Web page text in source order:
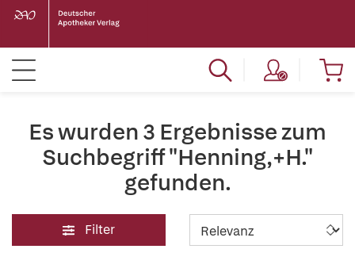
Es wurden 3 Ergebnisse zum
Suchbegriff "Henning,+H."
gefunden.
Filter